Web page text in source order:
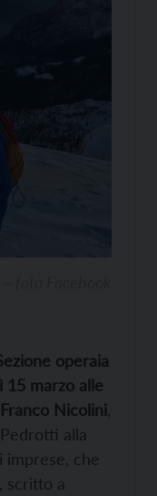
operaia
15 marzo alle
Franco Nicolini
alla
imprese, che
scritto a